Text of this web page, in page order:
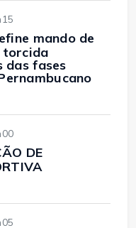
mando de
torcida
fases
DE